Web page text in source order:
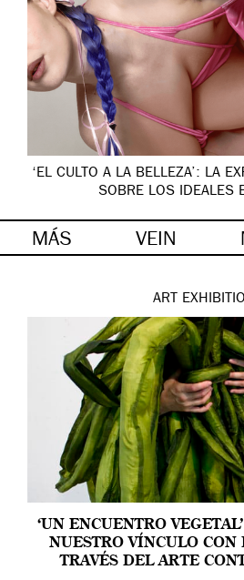
‘EL CULTO A LA BELLEZA’: LA
SOBRE LOS IDEALES
MÁS VEIN
ART
‘UN ENCUENTRO
NUESTRO VÍNCULO CON
TRAVÉS DEL ARTE